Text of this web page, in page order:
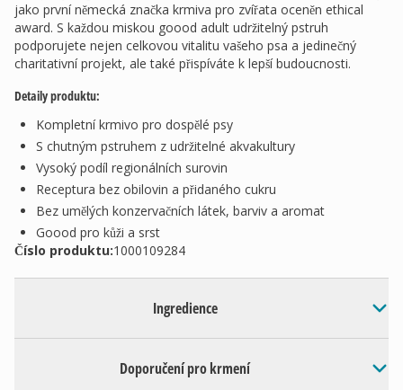
jako první německá značka krmiva pro zvířata oceněn ethical
award. S každou miskou goood adult udržitelný pstruh
podporujete nejen celkovou vitalitu vašeho psa a jedinečný
charitativní projekt, ale také přispíváte k lepší budoucnosti.
Detaily produktu:
Kompletní krmivo pro dospělé psy
S chutným pstruhem z udržitelné akvakultury
Vysoký podíl regionálních surovin
Receptura bez obilovin a přidaného cukru
Bez umělých konzervačních látek, barviv a aromat
Goood pro kůži a srst
Číslo produktu:1000109284
Ingredience
Doporučení pro krmení